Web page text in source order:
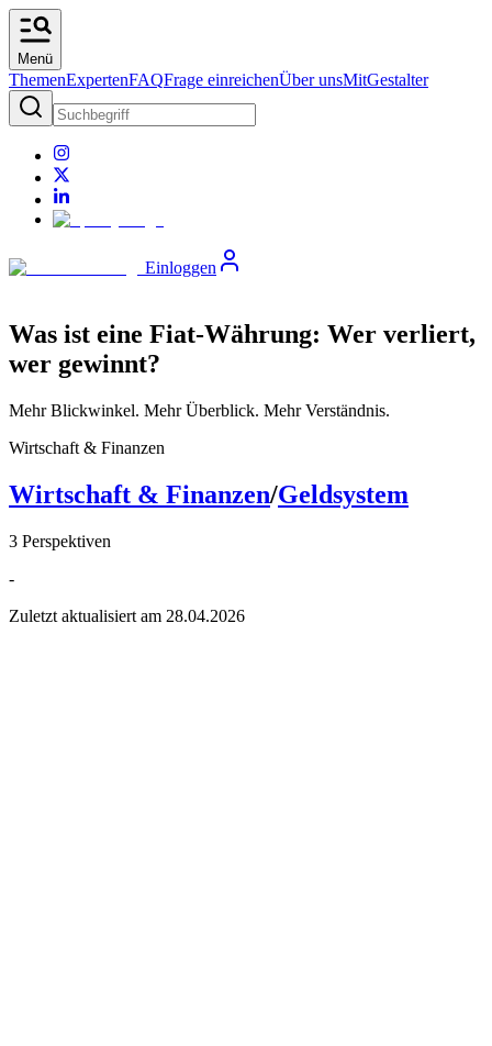
Menü
ThemenExpertenFAQFrage einreichenÜber unsMitGestalter
Einloggen
Was ist eine Fiat-Währung: Wer verliert,
wer gewinnt?
Mehr Blickwinkel. Mehr Überblick. Mehr Verständnis.
Wirtschaft & Finanzen
Wirtschaft & Finanzen/Geldsystem
3 Perspektiven
-
Zuletzt aktualisiert am 28.04.2026